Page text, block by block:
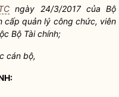
ngày 24/3/2017 củaBộ
cấp quản lý công chức, viên
Bộ Tài chính;
cán bộ,